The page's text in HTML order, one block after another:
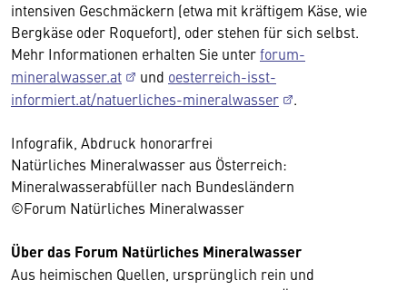
intensiven Geschmäckern (etwa mit kräftigem Käse, wie
Bergkäse oder Roquefort), oder stehen für sich selbst.
Mehr Informationen erhalten Sie unterforum-
mineralwasser.at
und oesterreich-isst-
informiert.at/natuerliches-mineralwasser
.
Infografik, Abdruck honorarfrei
Natürliches Mineralwasser aus Österreich:
Mineralwasserabfüller nach Bundesländern
©Forum Natürliches Mineralwasser
Über das Forum Natürliches Mineralwasser
Aus heimischen Quellen, ursprünglich rein und